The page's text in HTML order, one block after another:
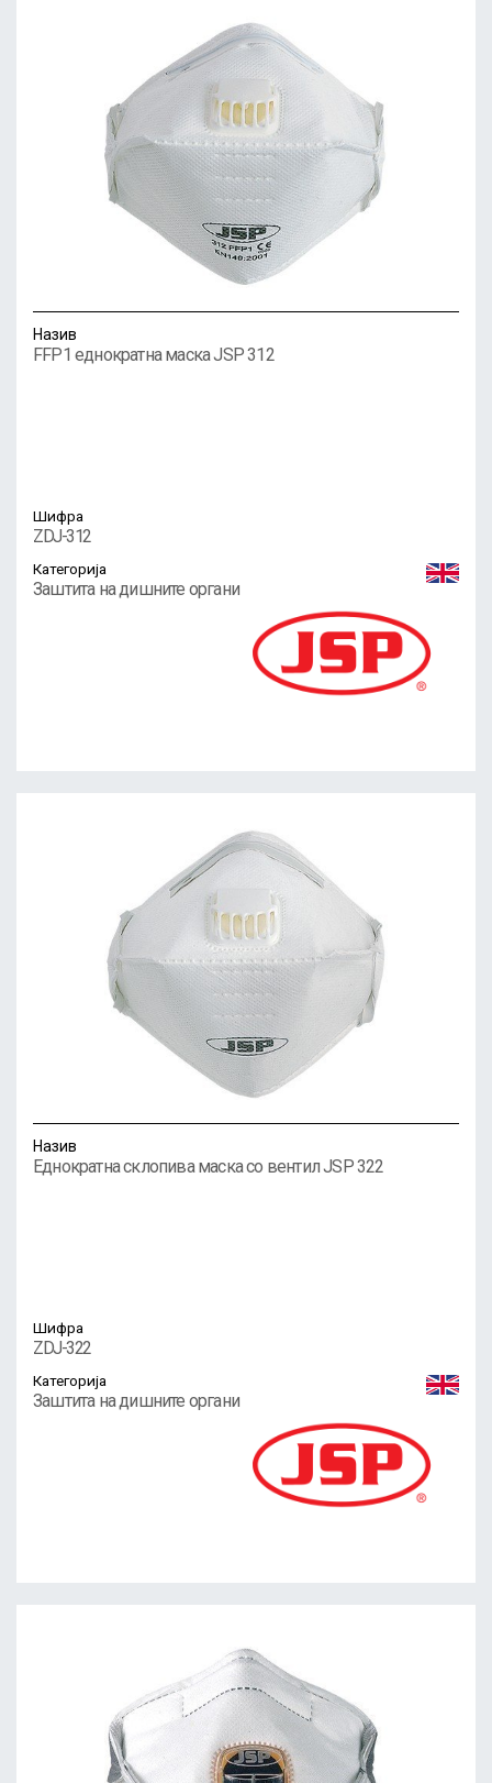
Назив
FFP1 еднократна маска JSP 312
Шифра
ZDJ-312
Категорија
Заштита на дишните органи
Назив
Еднократна склопива маска со вентил JSP 322
Шифра
ZDJ-322
Категорија
Заштита на дишните органи